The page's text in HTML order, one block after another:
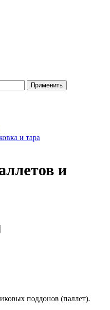
и тара
и
поддонов (паллет).